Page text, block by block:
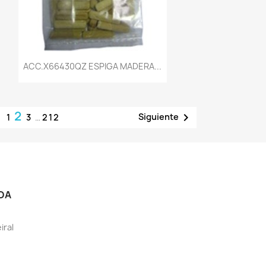
Vista rápida
ACC.X66430QZ ESPIGA MADERA...
1 23 … 212 Siguiente 